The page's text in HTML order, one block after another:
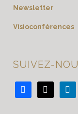
Newsletter
Visioconférences
SUIVEZ-
facebook